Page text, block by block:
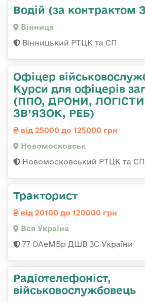
Водій (за контрактом
Вінниця
Вінницький РТЦК та СП
Офіцер
Курси для офіцерів
(ППО, ДРОНИ,
ЗВ’ЯЗОК, РЕБ)
від 25000 до 125000 грн
Новомосковськ
Новомосковський РТЦК та СП
Тракторист
від 20100 до 120000 грн
Вся Україна
77 ОАеМБр ДШВ ЗС України
Радіотелефоніст,
військовослужбовець